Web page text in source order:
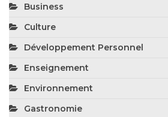
Business
Culture
Développement Personnel
Enseignement
Environnement
Gastronomie